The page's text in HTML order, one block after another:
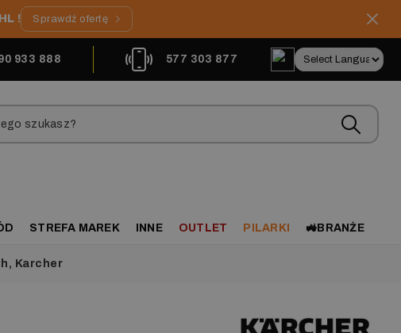
! Sprawdź ofertę
933 888 577 303 877
STREFA MAREK INNE OUTLET PILARKI 🚜BRANŻE
Karcher